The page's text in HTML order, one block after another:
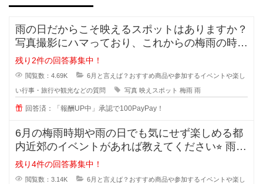
雨の日だからこそ映えるスポットはありますか？
写真撮影にハマっており、これからの梅雨の時期
はせっかくなので雨をテーマにした
残り2件の回答募集中！
閲覧数：4.69K 6月と言えば？おすすめ商品や参加するイベントや楽し
い行事・旅行や観光などの質問 写真 映えスポット 梅雨 雨
回答済：「報酬UP中」承認で100PayPay！
6月の梅雨時期や雨の日でも気にせず楽しめる都
内近郊のイベントがあれば教えてください⭐︎ 雨の
日だとな
残り4件の回答募集中！
閲覧数：3.14K 6月と言えば？おすすめ商品や参加するイベントや楽し